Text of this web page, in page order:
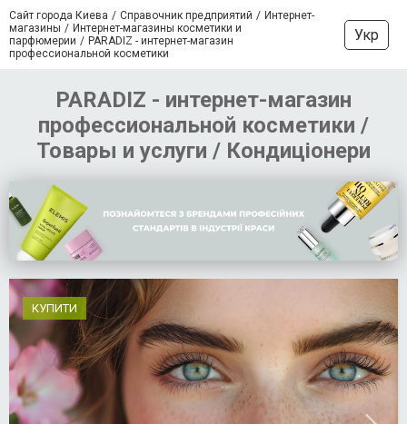
Сайт города Киева Справочник предприятий
Интернет-
магазины
Интернет-магазины косметики и
парфюмерии
PARADIZ - интернет-магазин
профессиональной косметики
Укр
PARADIZ - интернет-магазин
профессиональной косметики /
Товары и услуги / Кондиціонери
КУПИТИ